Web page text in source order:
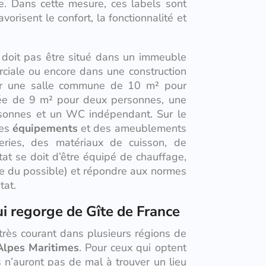
Dans cette mesure, ces labels sont
le confort, la fonctionnalité et
pas être situé dans un immeuble
ou encore dans une construction
une salle commune de 10 m² pour
de 9 m² pour deux personnes, une
et un WC indépendant. Sur le
équipements et des ameublements
des matériaux de cuisson, de
se doit d’être équipé de chauffage,
du possible) et répondre aux normes
regorge de Gîte de France
courant dans plusieurs régions de
Maritimes. Pour ceux qui optent
pas de mal à trouver un lieu